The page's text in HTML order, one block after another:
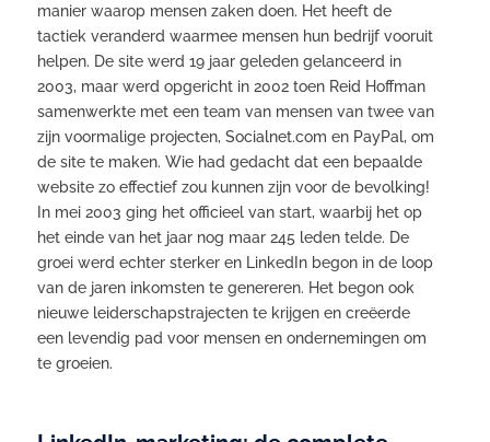
manier waarop mensen zaken doen. Het heeft de
tactiek veranderd waarmee mensen hun bedrijf vooruit
helpen. De site werd 19 jaar geleden gelanceerd in
2003, maar werd opgericht in 2002 toen Reid Hoffman
samenwerkte met een team van mensen van twee van
zijn voormalige projecten, Socialnet.com en PayPal, om
de site te maken. Wie had gedacht dat een bepaalde
website zo effectief zou kunnen zijn voor de bevolking!
In mei 2003 ging het officieel van start, waarbij het op
het einde van het jaar nog maar 245 leden telde. De
groei werd echter sterker en LinkedIn begon in de loop
van de jaren inkomsten te genereren. Het begon ook
nieuwe leiderschapstrajecten te krijgen en creëerde
een levendig pad voor mensen en ondernemingen om
te groeien.